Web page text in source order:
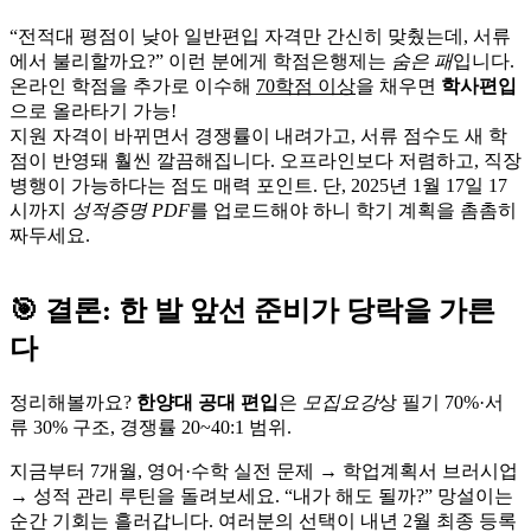
“전적대 평점이 낮아 일반편입 자격만 간신히 맞췄는데, 서류
에서 불리할까요?” 이런 분에게 학점은행제는 숨은 패입니다.
온라인 학점을 추가로 이수해 70학점 이상을 채우면 학사편입
으로 올라타기 가능!
지원 자격이 바뀌면서 경쟁률이 내려가고, 서류 점수도 새 학
점이 반영돼 훨씬 깔끔해집니다. 오프라인보다 저렴하고, 직장
병행이 가능하다는 점도 매력 포인트. 단, 2025년 1월 17일 17
시까지
성적증명 PDF를 업로드해야 하니 학기 계획을 촘촘히
짜두세요.
🎯 결론: 한 발 앞선 준비가 당락을 가른
다
정리해볼까요? 한양대 공대 편입은 모집요강상 필기 70%·서
류 30% 구조, 경쟁률 20~40:1 범위.
지금부터 7개월, 영어·수학 실전 문제 → 학업계획서 브러시업
→ 성적 관리 루틴을 돌려보세요. “내가 해도 될까?” 망설이는
순간 기회는 흘러갑니다. 여러분의 선택이 내년 2월 최종 등록